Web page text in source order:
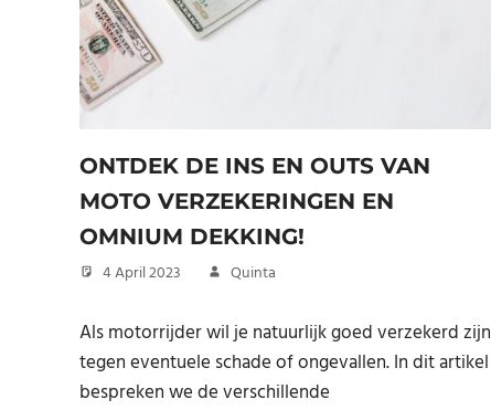
ONTDEK DE INS EN OUTS VAN
MOTO VERZEKERINGEN EN
OMNIUM DEKKING!
4 April 2023 Quinta
Als motorrijder wil je natuurlijk goed verzekerd zijn
tegen eventuele schade of ongevallen. In dit artikel
bespreken we de verschillende